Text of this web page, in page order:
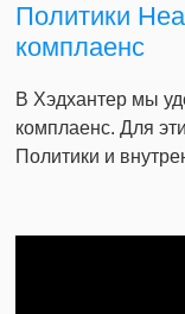
Политики
комплаенс
В Хэдхантер мы
комплаенс. Для
Политики и